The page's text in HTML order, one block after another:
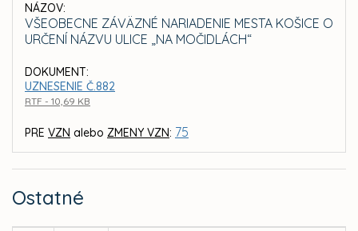
NÁZOV:
VŠEOBECNE ZÁVÄZNÉ NARIADENIE MESTA KOŠICE O
URČENÍ NÁZVU ULICE „NA MOČIDLÁCH“
DOKUMENT:
UZNESENIE Č.882
RTF - 10,69 KB
PRE VZN alebo ZMENY VZN: 75
Ostatné